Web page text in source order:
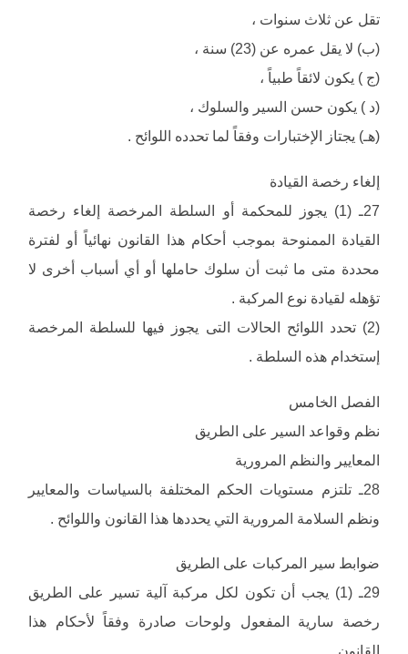
تقل عن ثلاث سنوات ،
(ب) لا يقل عمره عن (23) سنة ،
(ج ) يكون لائقاً طبياً ،
(د ) يكون حسن السير والسلوك ،
(هـ) يجتاز الإختبارات وفقاً لما تحدده اللوائح .
إلغاء رخصة القيادة
27ـ (1) يجوز للمحكمة أو السلطة المرخصة إلغاء رخصة
القيادة الممنوحة بموجب أحكام هذا القانون نهائياً أو لفترة
محددة متى ما ثبت أن سلوك حاملها أو أي أسباب أخرى لا
تؤهله لقيادة نوع المركبة .
(2) تحدد اللوائح الحالات التى يجوز فيها للسلطة المرخصة
إستخدام هذه السلطة .
الفصل الخامس
نظم وقواعد السير على الطريق
المعايير والنظم المرورية
28ـ تلتزم مستويات الحكم المختلفة بالسياسات والمعايير
ونظم السلامة المرورية التي يحددها هذا القانون واللوائح .
ضوابط سير المركبات على الطريق
29ـ (1) يجب أن تكون لكل مركبة آلية تسير على الطريق
رخصة سارية المفعول ولوحات صادرة وفقاً لأحكام هذا
القانون .